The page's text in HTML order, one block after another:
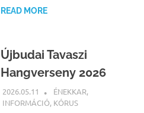
READ MORE
Újbudai Tavaszi
Hangverseny 2026
2026.05.11 BÁRTFAI JUDIT
ÉNEKKAR,
INFORMÁCIÓ, KÓRUS